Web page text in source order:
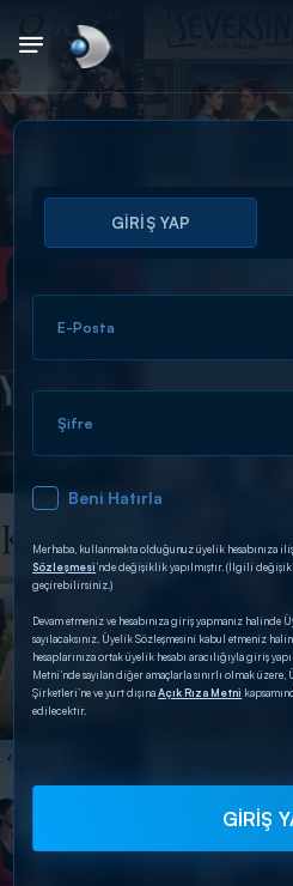
Arama
ARAMA SONUÇLARI
DİĞER SONUÇLAR
GİRİŞ YAP
E-Posta
Şifre
Beni Hatırla
Merhaba, kullanmakta olduğunuz üyelik hesabınıza
Sözleşmesi’nde değişiklik yapılmıştır. (İlgili
geçirebilirsiniz.)
Devam etmeniz ve hesabınıza giriş yapmanız halinde
sayılacaksınız. Üyelik Sözleşmesini kabul etmeniz
hesaplarınıza ortak üyelik hesabı aracılığıyla giriş
Metni’nde sayılan diğer amaçlarla sınırlı olmak
Şirketleri’ne ve yurt dışınaAçık Rıza Metni
edilecektir.
GİRİŞ